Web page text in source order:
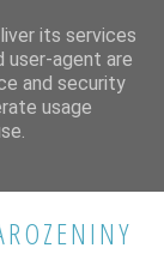
its services
user-agent are
and security
usage